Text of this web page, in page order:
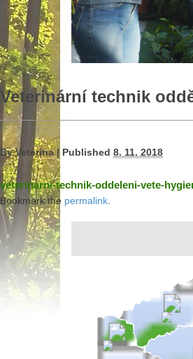
Veterinární technik
By Veterina | Published 8. 11. 2018
veterinarni-technik-oddeleni-vete-
Bookmark the permalink